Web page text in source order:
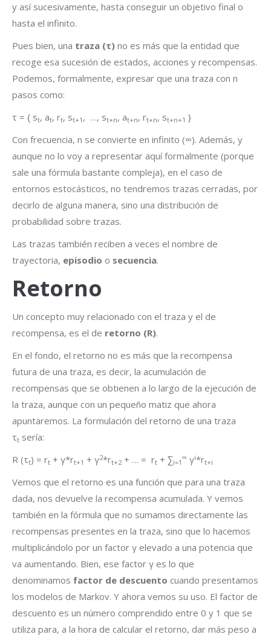
y así sucesivamente, hasta conseguir un objetivo final o
hasta el infinito.
Pues bien, una traza (τ) no es más que la entidad que
recoge esa sucesión de estados, acciones y recompensas.
Podemos, formalmente, expresar que una traza con n
pasos como:
τ = { st, at, rt, st+1 , …, st+n, at+n, rt+n, st+n+1 }
Con frecuencia, n se convierte en infinito (∞). Además, y
aunque no lo voy a representar aquí formalmente (porque
sale una fórmula bastante compleja), en el caso de
entornos estocásticos, no tendremos trazas cerradas, por
decirlo de alguna manera, sino una distribución de
probabilidad sobre trazas.
Las trazas también reciben a veces el nombre de
trayectoria, episodio o secuencia.
Retorno
Un concepto muy relacionado con el traza y el de
recompensa, es el de retorno (R).
En el fondo, el retorno no es más que la recompensa
futura de una traza, es decir, la acumulación de
recompensas que se obtienen a lo largo de la ejecución de
la traza, aunque con un pequeño matiz que ahora
apuntaremos. La formulación del retorno de una traza
τt sería:
R (τt) = rt + γ*rt+1 + γ2*rt+2 + … = rt + ∑i=1
∞ γi*rt+i
Vemos que el retorno es una función que para una traza
dada, nos devuelve la recompensa acumulada. Y vemos
también en la fórmula que no sumamos directamente las
recompensas presentes en la traza, sino que lo hacemos
multiplicándolo por un factor γ elevado a una potencia que
va aumentando. Bien, ese factor γ es lo que
denominamos factor de descuento cuando presentamos
los modelos de Markov. Y ahora vemos su uso. El factor de
descuento es un número comprendido entre 0 y 1 que se
utiliza para, a la hora de calcular el retorno, dar más peso a